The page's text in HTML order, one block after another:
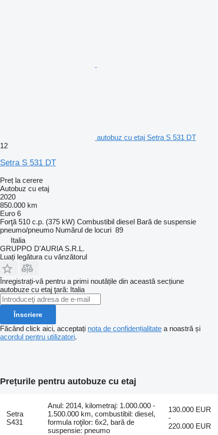
autobuz cu etaj Setra S 531 DT
12
Setra S 531 DT
Preț la cerere
Autobuz cu etaj
2020
850.000 km
Euro 6
Forţă 510 c.p. (375 kW) Combustibil diesel Bară de suspensie
pneumo/pneumo Numărul de locuri 89
Italia
GRUPPO D'AURIA S.R.L.
Luați legătura cu vânzătorul
Înregistrați-vă pentru a primi noutățile din această secțiune
autobuze cu etaj ţară: Italia
Înscriere
Făcând click aici, acceptați nota de confidențialitate a noastră și
acordul pentru utilizatori.
Prețurile pentru autobuze cu etaj
Setra
S431
Anul: 2014, kilometraj: 1.000.000 -
1.500.000 km, combustibil: diesel,
formula roţilor: 6x2, bară de
suspensie: pneumo
130.000 EUR
-
220.000 EUR